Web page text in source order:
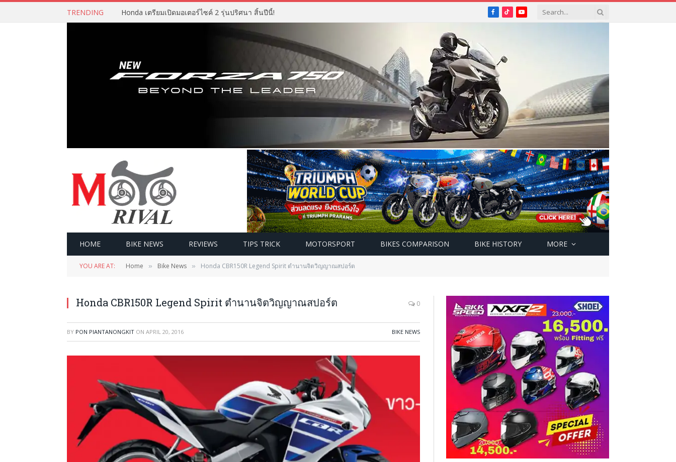
TRENDING Honda เตรียมเปิดมอเตอร์ไซค์ 2 รุ่นปริศนา สิ้นปีนี้! Facebook
TikTokYouTube
HOME BIKE NEWS REVIEWS TIPS TRICK MOTORSPORT BIKES COMPARISON BIKE HISTORY MORE
YOU ARE AT: Home » Bike News » Honda CBR150R Legend Spirit ตำนานจิตวิญญาณสปอร์ต
Honda CBR150R Legend Spirit ตำนานจิตวิญญาณสปอร์ต 0
BY PON PIANTANONGKIT ON APRIL 20, 2016 BIKE NEWS